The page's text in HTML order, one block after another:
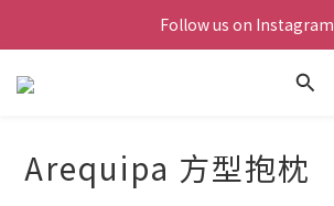
Follow us on Instagram
Arequipa 方型抱枕